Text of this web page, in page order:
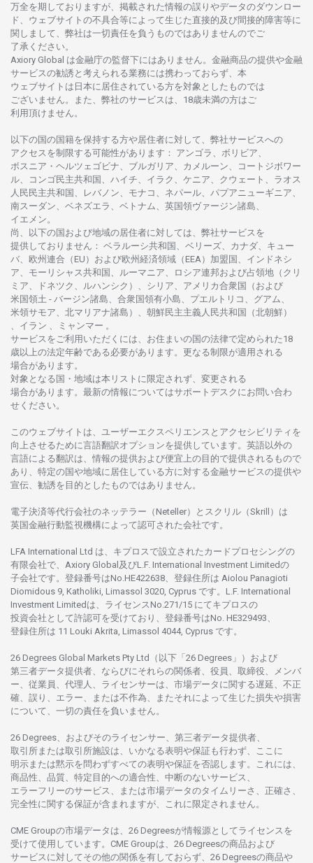
万全を期しておりますが、 掲載さ れた情報の誤りやデータのダウンロー
ド、 ウェブサイトの不具合等によって生じた 直接的及び間接的障害等に
関し まして、 弊社は一切責任を負うものではありませんのでご
了承ください。
Axiory Global は金融庁の監督下にはありません。 金融商品の提供や金融
サービスの勧誘と 考えられる業務には携わっておらず、 本
ウェブサイトは 日本に居住さ れている方を対象としたものでは
ございません。
また、 弊社のサービスは、18歳未満の方はご
利用頂けません。
以下の国の国籍を保持する方や居住者に対して、 弊社サービスへの
アクセスを制限する可能性があります ： アンゴラ、ボリビア、
ボスニア ・ ヘルツェゴビナ、ブルガリア、カメルーン、コートジボワー
ル、
コンゴ民主共和国、ハイチ、イラク、ケニア、クウェート、 ラオス
人民民主共和国、レバノン、モナコ、ネパール、パプアニューギニア、
南スーダン、ベネズエラ、ベトナム、 英国領ヴァージン諸島、
イエメン。
尚、
以下の国および地域の居住者に対しては、 弊社サービスを
提供しておりません ： ベラルーシ共和国、ベリーズ、カナダ、キュー
バ、 欧州連合 （EU） および欧州経済領域 （EEA）加盟国、インドネシ
ア、 モーリシャス共和国、ルーマニア、 ロシア連邦および占領地 （クリ
ミア、ドネツク、ルハンシク）、シリア、 アメリカ合衆国
（および
米国領土 - バージン諸島、合衆国領有小島、プエルトリコ、グアム、
米領サモア、 北マリアナ諸島）、 朝鮮民主主義人民共和国
（北朝鮮）
、イラン 、ミャンマー 。
サービスをご利用いただくには、お住まいの国の法律で定められた 18
歳以上の法定年齢である必要があります。 更なる制限が適用さ れる
場合があります。
対象となる 国 ・ 地域は本 リストに限定さ れず、 変更さ れる
場合があります。 最新の情報についてはサポートデスクにお 問い合わ
せくださ い。
このウェブサイトは、 ユーザーエクスペリエンスと アクセシビリティを
向上さ せるために言語翻訳オプションを提供しています。 英語以外の
言語による翻訳は、 情報の提供および便宜上の 目的で提供さ れるもので
あり、 特定の国や地域に居住している方に対する金融サービスの提供や
宣伝、 勧誘を 目的としたものではありません。
電子決済等代行会社のネッテラー （Neteller）と スクリル （Skrill）は
英国金融行動監視機構によって認可さ れた会社です。
LFA International Ltd は、 キプロスで設立さ れた カードプロセシングの
有限会社で、Axiory Global 及びL.F. International Investment Limitedの
子会社です。 登録番号はNo.HE422638、 登録住所は Aiolou Panagioti
Diomidous 9, Katholiki, Limassol 3020, Cyprus です。L.F. International
Investment Limitedは、 ライセンスNo.271/15 にてキプロスの
投資会社として許認可を受けており、 登録番号はNo. HE329493、
登録住所は 11 Louki Akrita, Limassol 4044, Cyprus です。
26 Degrees Global Markets Pty Ltd（以下「26 Degrees」） および
第三者データ提供者、ならびにそれらの関係者、役員、取締役、メンバ
ー、従業員、代理人、ライセンサーは、 市場データに関する遅延、不正
確、誤り、エラー、
または不作為、 またそれによって生じた損失や損害
について、 一切の責任を負いません。
26 Degrees、 およびそのライセンサー、 第三者データ提供者、
取引所または取引所施設は、いかなる表明や保証も行わず、 ここに
明示または黙示を 問わずすべての表明や保証を否認し ます。 これには、
商品性、品質、 特定目的への適合性、 中断のないサービス、
エラーフリーのサービス、 または市場データのタイムリーさ、正確さ、
完全性に関する保証が含まれますが、これに限定さ れません。
CME Groupの市場データは、26 Degreesが情報源としてライセンスを
受けて使用しています。 CME Groupは、26 Degreesの商品および
サービスに対してその他の関係を有しておらず、26 Degreesの商品や